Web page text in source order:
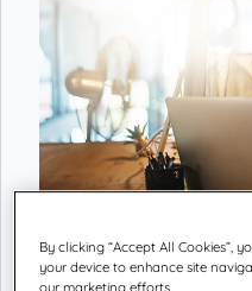
Centro
By clicking “Accept All Cookies”,
your device to enhance site
our marketing efforts.